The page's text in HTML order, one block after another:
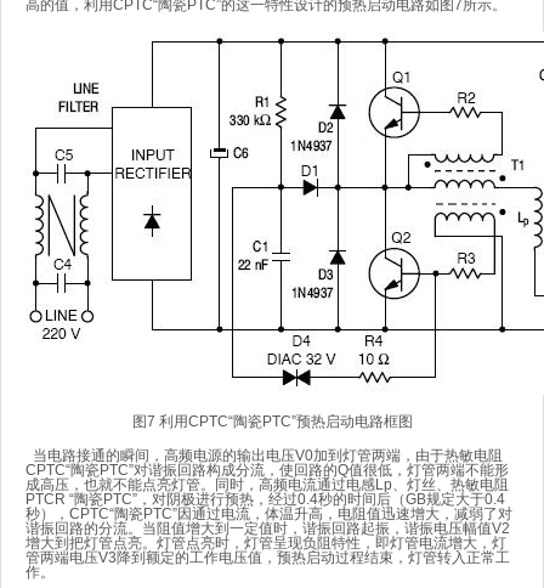
高的值，利用CPTC“陶瓷PTC”的这一特性设计的预热启动电路如图7所示。
图7 利用CPTC“陶瓷PTC”预热启动电路框图
当电路接通的瞬间，高频电源的输出电压V0加到灯管两端，由于热敏电阻
CPTC“陶瓷PTC”对谐振回路构成分流，使回路的Q值很低，灯管两端不能形
成高压，也就不能点亮灯管。同时，高频电流通过电感Lp、灯丝、热敏电阻
PTCR “陶瓷PTC”，对阴极进行预热，经过0.4秒的时间后（GB规定大于0.4
秒），CPTC“陶瓷PTC”因通过电流，体温升高，电阻值迅速增大，减弱了对
谐振回路的分流。当阻值增大到一定值时，谐振回路起振，谐振电压幅值V2
增大到把灯管点亮。灯管点亮时，灯管呈现负阻特性，即灯管电流增大，灯
管两端电压V3降到额定的工作电压值，预热启动过程结束，灯管转入正常工
作。